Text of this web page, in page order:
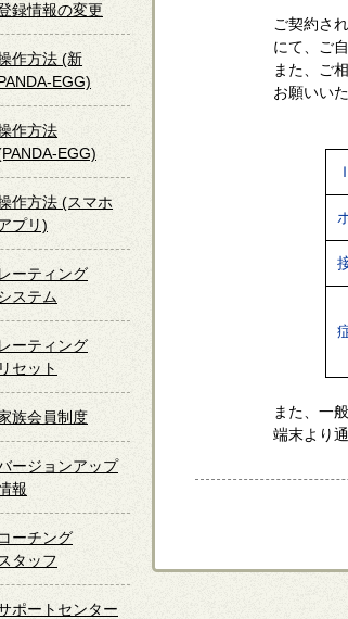
ご契約さ
にて、ご自身
また、ご相談
お願いいた
また、一般的
端末より通信
録情報の変更
作方法 (新
EGG)
作方法
EGG)
作方法 (スマホ
プリ)
レーティング
ステム
レーティング
リセット
族会員制度
ージョンアップ
報
コーチング
スタッフ
ポートセンター